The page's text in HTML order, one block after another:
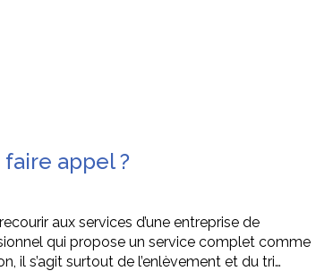
appel ?
aux services d’une entreprise de
qui propose un service complet comme
il s’agit surtout de l’enlèvement et du tri…